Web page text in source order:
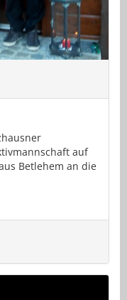
auf
Betlehem an die